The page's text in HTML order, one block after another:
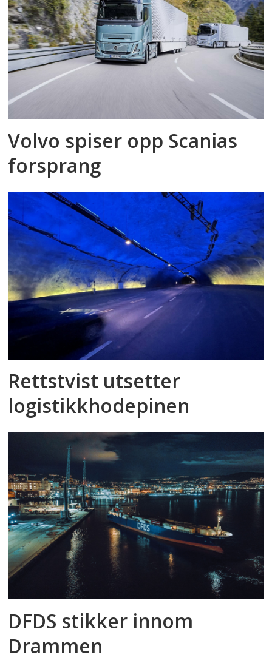
Volvo spiser opp Scanias
forsprang
Rettstvist utsetter
logistikkhodepinen
DFDS stikker innom
Drammen